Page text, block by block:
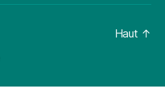
Haut ↑